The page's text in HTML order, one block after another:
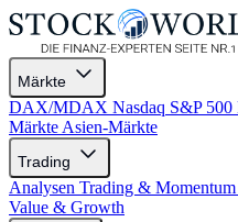
Märkte
DAX/MDAX Nasdaq S&P 500
Märkte Asien-Märkte
Trading
Analysen Trading & Momentum
Value & Growth